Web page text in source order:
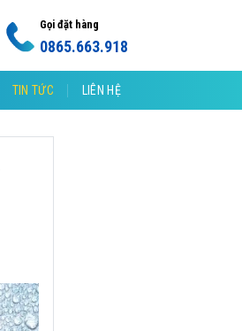
Gọi đặt hàng
0865.663.918
TIN TỨC LIÊN HỆ